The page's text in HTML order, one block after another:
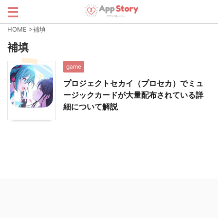
HOME >補填
補填
game
プロジェクトセカイ（プロセカ）でミュ
ージックカードが大量配布されている詳
細について解説